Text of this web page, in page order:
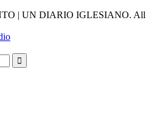
| UN DIARIO IGLESIANO. All